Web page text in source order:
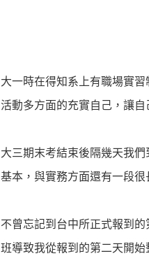
大一時在得知系上有職場實
活動多方面的充實自己，讓
大三期末考結束後隔幾天我
基本，與實務方面還有一段很
不曾忘記到台中所正式報到
班導致我從報到的第二天開